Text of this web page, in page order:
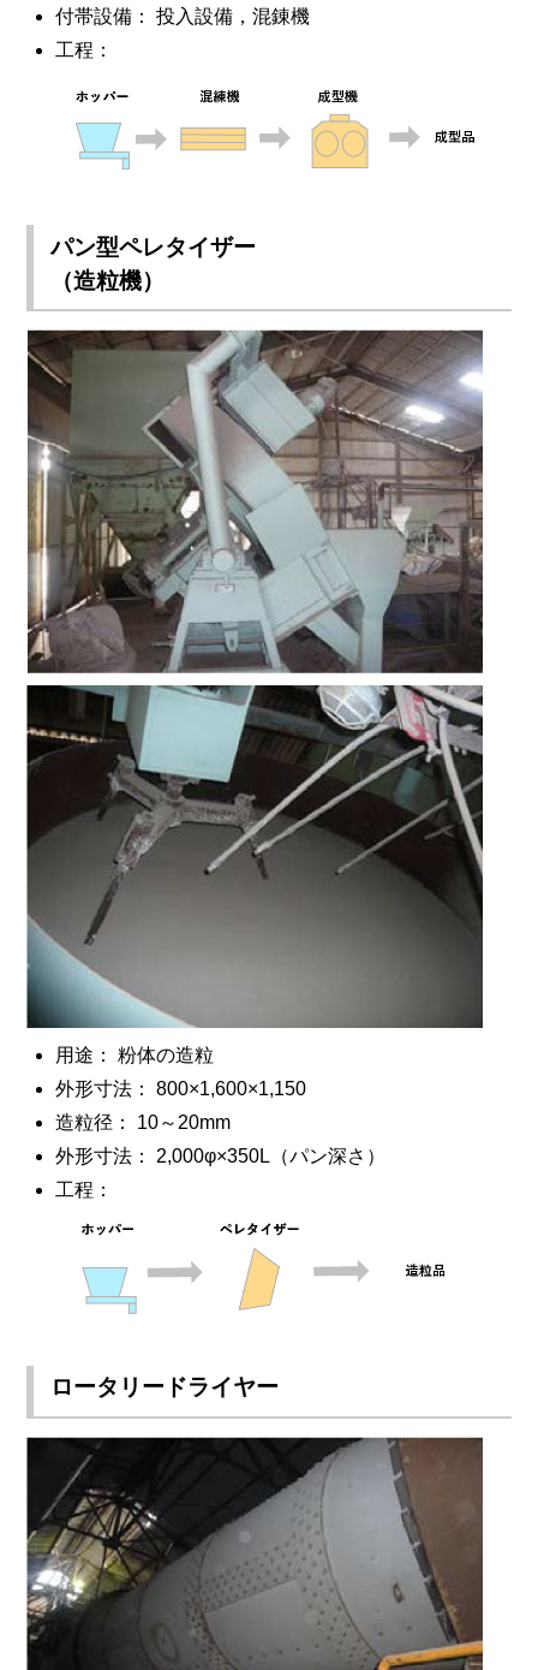
付帯設備： 投入設備，混錬機
工程：
パン型ペレタイザー
（造粒機）
用途： 粉体の造粒
外形寸法： 800×1,600×1,150
造粒径： 10～20mm
外形寸法： 2,000φ×350L（パン深さ）
工程：
ロータリードライヤー